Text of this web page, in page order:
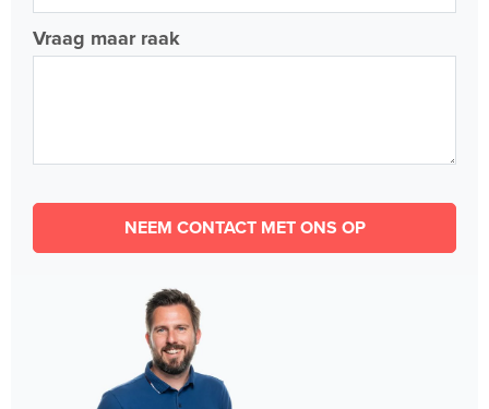
Vraag maar raak
NEEM CONTACT MET ONS OP